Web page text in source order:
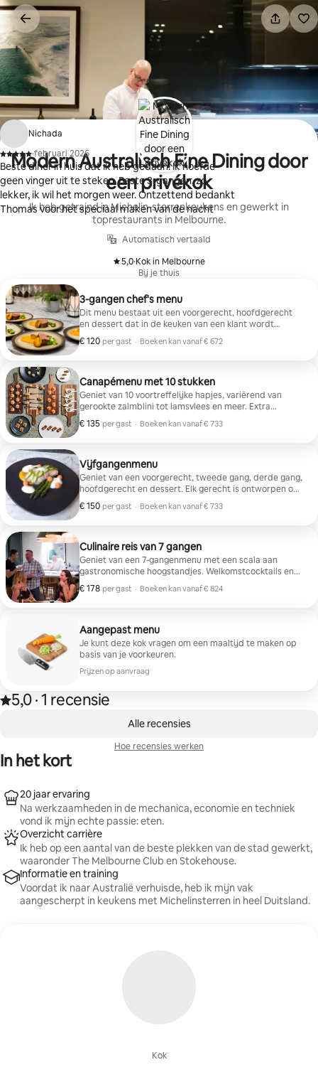
Ga
direct
naar
inhoud
Modern Australisch Fine Dining door
een privékok
Ik heb getraind in Michelin-sterrenkeukens en gewerkt in
toprestaurants in Melbourne.
Automatisch vertaald
5,0
, ·Kok in Melbourne
Bij je thuis
3-gangen chef's menu
Dit menu bestaat uit een voorgerecht, hoofdgerecht
en dessert dat in de keuken van een klant wordt
bereid. Welkomstcocktails, wijncombinaties en hapjes
bij aankomst zijn beschikbaar als upgrades.
€ 120 per gast
€ 120 per gast · Boeken kan vanaf € 672
Canapémenu met 10 stukken
Geniet van 10 voortreffelijke hapjes, variërend van
gerookte zalmblini tot lamsvlees en meer. Extra
drankpakketten en welkomstcocktails kunnen geregeld
worden.
€ 135 per gast
€ 135 per gast · Boeken kan vanaf € 733
Vijfgangenmenu
Geniet van een voorgerecht, tweede gang, derde gang,
hoofdgerecht en dessert. Elk gerecht is ontworpen om
een vleugje luxe te bieden in een ontspannen, privé-
omgeving. Verschillende upgrades zoals
€ 150 per gast
€ 150 per gast · Boeken kan vanaf € 733
Culinaire reis van 7 gangen
Geniet van een 7-gangenmenu met een scala aan
gastronomische hoogstandjes. Welkomstcocktails en
wijncombinaties kunnen worden toegevoegd.
€ 178 per gast
€ 178 per gast · Boeken kan vanaf € 824
Aangepast menu
Je kunt deze kok vragen om een maaltijd te maken op
basis van je voorkeuren.
Prijzen op aanvraag
Beoordeeld met 5,0 van 5 sterren op basis van 1 recensie
5,0
, ·1 recensie
Nichada
, ·februari 2026
Beste diner in huis dat ik heb gedaan. Ik hoefde
geen vinger uit te steken. Beste 3-gangen, zo
lekker, ik wil het morgen weer. Ontzettend bedankt
Thomas voor het speciaal maken van de nacht
Alle recensies
Hoe recensies werken
In het kort
Kok
20 jaar ervaring
Na werkzaamheden in de mechanica, economie en techniek
vond ik mijn echte passie: eten.
Overzicht carrière
Ik heb op een aantal van de beste plekken van de stad gewerkt,
waaronder The Melbourne Club en Stokehouse.
Informatie en training
Voordat ik naar Australië verhuisde, heb ik mijn vak
aangescherpt in keukens met Michelinsterren in heel Duitsland.